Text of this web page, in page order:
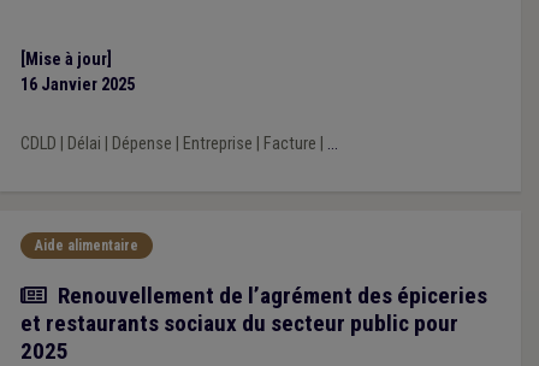
[Mise à jour]
16 Janvier 2025
CDLD Délai Dépense Entreprise Facture ...
Aide alimentaire
Actualité
Renouvellement de l’agrément des épiceries
et restaurants sociaux du secteur public pour
2025